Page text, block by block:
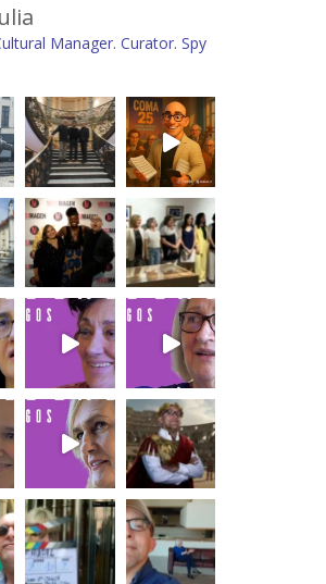
Manager. Curator. Spy